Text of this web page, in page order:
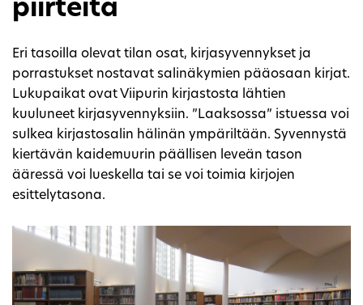
piirteitä
Eri tasoilla olevat tilan osat, kirjasyvennykset ja
porrastukset nostavat salinäkymien pääosaan kirjat.
Lukupaikat ovat Viipurin kirjastosta lähtien
kuuluneet kirjasyvennyksiin. ”Laaksossa” istuessa voi
sulkea kirjastosalin hälinän ympäriltään. Syvennystä
kiertävän kaidemuurin päällisen leveän tason
ääressä voi lueskella tai se voi toimia kirjojen
esittelytasona.